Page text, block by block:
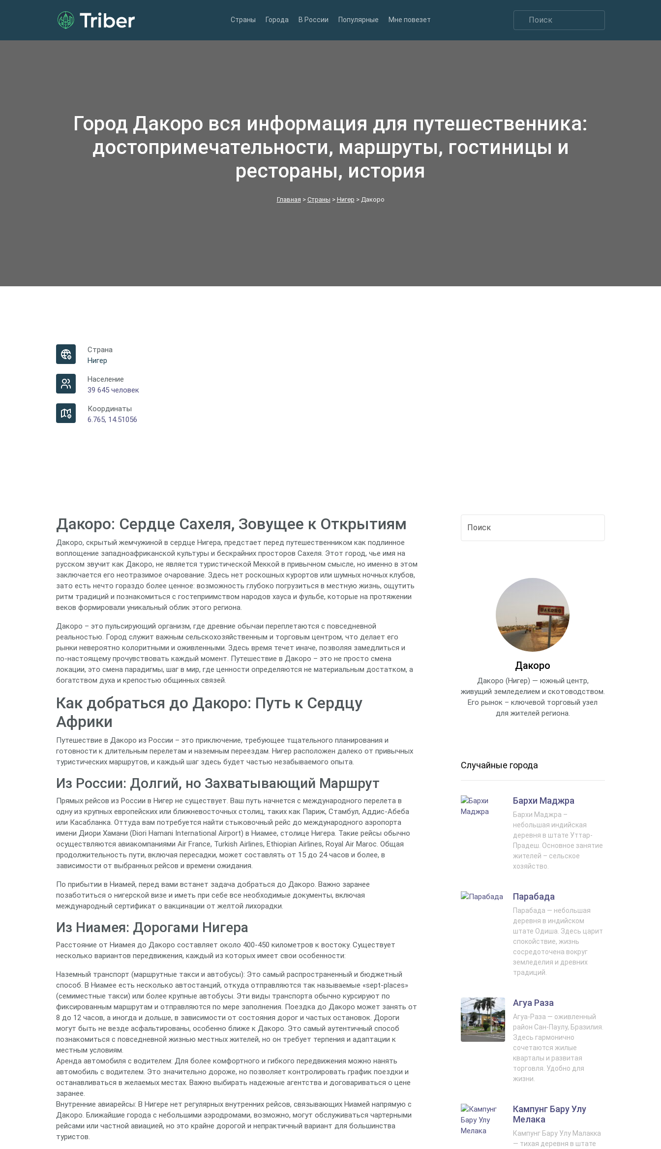
Страны Города В России Популярные Мне повезет
Город Дакоро вся информация для путешественника:
достопримечательности, маршруты, гостиницы и
рестораны, история
Главная > Страны > Нигер > Дакоро
Страна
Нигер
Население
39 645 человек
Координаты
6.765, 14.51056
Дакоро: Сердце Сахеля, Зовущее к Открытиям
Дакоро, скрытый жемчужиной в сердце Нигера, предстает перед путешественником как подлинное
воплощение западноафриканской культуры и бескрайних просторов Сахеля. Этот город, чье имя на
русском звучит как Дакоро, не является туристической Меккой в привычном смысле, но именно в этом
заключается его неотразимое очарование. Здесь нет роскошных курортов или шумных ночных клубов,
зато есть нечто гораздо более ценное: возможность глубоко погрузиться в местную жизнь, ощутить
ритм традиций и познакомиться с гостеприимством народов хауса и фульбе, которые на протяжении
веков формировали уникальный облик этого региона.
Дакоро – это пульсирующий организм, где древние обычаи переплетаются с повседневной
реальностью. Город служит важным сельскохозяйственным и торговым центром, что делает его
рынки невероятно колоритными и оживленными. Здесь время течет иначе, позволяя замедлиться и
по-настоящему прочувствовать каждый момент. Путешествие в Дакоро – это не просто смена
локации, это смена парадигмы, шаг в мир, где ценности определяются не материальным достатком, а
богатством духа и крепостью общинных связей.
Как добраться до Дакоро: Путь к Сердцу
Африки
Путешествие в Дакоро из России – это приключение, требующее тщательного планирования и
готовности к длительным перелетам и наземным переездам. Нигер расположен далеко от привычных
туристических маршрутов, и каждый шаг здесь будет частью незабываемого опыта.
Из России: Долгий, но Захватывающий Маршрут
Прямых рейсов из России в Нигер не существует. Ваш путь начнется с международного перелета в
одну из крупных европейских или ближневосточных столиц, таких как Париж, Стамбул, Аддис-Абеба
или Касабланка. Оттуда вам потребуется найти стыковочный рейс до международного аэропорта
имени Диори Хамани (Diori Hamani International Airport) в Ниамее, столице Нигера. Такие рейсы обычно
осуществляются авиакомпаниями Air France, Turkish Airlines, Ethiopian Airlines, Royal Air Maroc. Общая
продолжительность пути, включая пересадки, может составлять от 15 до 24 часов и более, в
зависимости от выбранных рейсов и времени ожидания.
По прибытии в Ниамей, перед вами встанет задача добраться до Дакоро. Важно заранее
позаботиться о нигерской визе и иметь при себе все необходимые документы, включая
международный сертификат о вакцинации от желтой лихорадки.
Из Ниамея: Дорогами Нигера
Расстояние от Ниамея до Дакоро составляет около 400-450 километров к востоку. Существует
несколько вариантов передвижения, каждый из которых имеет свои особенности:
Наземный транспорт (маршрутные такси и автобусы): Это самый распространенный и бюджетный
способ. В Ниамее есть несколько автостанций, откуда отправляются так называемые «sept-places»
(семиместные такси) или более крупные автобусы. Эти виды транспорта обычно курсируют по
фиксированным маршрутам и отправляются по мере заполнения. Поездка до Дакоро может занять от
8 до 12 часов, а иногда и дольше, в зависимости от состояния дорог и частых остановок. Дороги
могут быть не везде асфальтированы, особенно ближе к Дакоро. Это самый аутентичный способ
познакомиться с повседневной жизнью местных жителей, но он требует терпения и адаптации к
местным условиям.
Аренда автомобиля с водителем: Для более комфортного и гибкого передвижения можно нанять
автомобиль с водителем. Это значительно дороже, но позволяет контролировать график поездки и
останавливаться в желаемых местах. Важно выбирать надежные агентства и договариваться о цене
заранее.
Внутренние авиарейсы: В Нигере нет регулярных внутренних рейсов, связывающих Ниамей напрямую с
Дакоро. Ближайшие города с небольшими аэродромами, возможно, могут обслуживаться чартерными
рейсами или частной авиацией, но это крайне дорогой и непрактичный вариант для большинства
туристов.
Дакоро
Дакоро (Нигер) — южный центр,
живущий земледелием и скотоводством.
Его рынок – ключевой торговый узел
для жителей региона.
Случайные города
Бархи Маджра
Бархи Маджра –
небольшая индийская
деревня в штате Уттар-
Прадеш. Основное занятие
жителей – сельское
хозяйство.
Парабада
Парабада — небольшая
деревня в индийском
штате Одиша. Здесь царит
спокойствие, жизнь
сосредоточена вокруг
земледелия и древних
традиций.
Агуа Раза
Агуа-Раза — оживленный
район Сан-Паулу, Бразилия.
Здесь гармонично
сочетаются жилые
кварталы и развитая
торговля. Удобно для
жизни.
Кампунг Бару Улу
Мелака
Кампунг Бару Улу Малакка
— тихая деревня в штате